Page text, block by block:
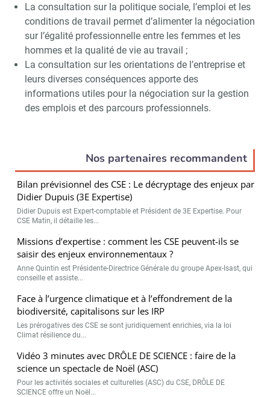
La consultation sur la politique sociale, l’emploi et les
conditions de travail permet d’alimenter la négociation
sur l’égalité professionnelle entre les femmes et les
hommes et la qualité de vie au travail ;
La consultation sur les orientations de l’entreprise et
leurs diverses conséquences apporte des
informations utiles pour la négociation sur la gestion
des emplois et des parcours professionnels.
Nos partenaires recommandent
Bilan prévisionnel des CSE : Le décryptage des enjeux par
Didier Dupuis (3E Expertise)
Didier Dupuis est Expert-comptable et Président de 3E Expertise. Pour
CSE Matin, il détaille les...
Missions d’expertise : comment les CSE peuvent-ils se
saisir des enjeux environnementaux ?
Anne Quintin est Présidente-Directrice Générale du groupe Apex-Isast, qui
conseille et assiste...
Face à l’urgence climatique et à l’effondrement de la
biodiversité, capitalisons sur les IRP
Les prérogatives des CSE se sont juridiquement enrichies, via la loi
Climat résilience du...
Vidéo 3 minutes avec DRÔLE DE SCIENCE : faire de la
science un spectacle de Noël (ASC)
Pour les activités sociales et culturelles (ASC) du CSE, DRÔLE DE
SCIENCE offre un Noël...